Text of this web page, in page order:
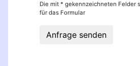
Die mit * gekennzeichneten Felder
für das Formular
Anfrage senden